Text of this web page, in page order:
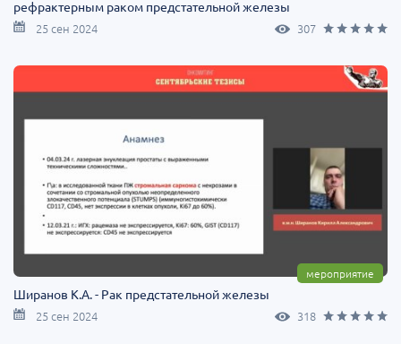
рефрактерным раком предстательной железы
25 сен 2024 307
мероприятие
Ширанов К.А. - Рак предстательной железы
25 сен 2024 318